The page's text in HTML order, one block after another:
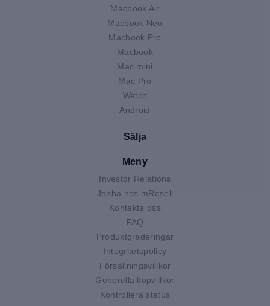
Macbook Air
Macbook Neo
Macbook Pro
Macbook
Mac mini
Mac Pro
Watch
Android
Sälja
Meny
Investor Relations
Jobba hos mResell
Kontakta oss
FAQ
Produktgraderingar
Integritetspolicy
Försäljningsvillkor
Generella köpvillkor
Kontrollera status